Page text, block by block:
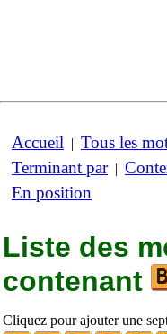
Accueil | Tous les
Terminant par|
En position
Liste des
contenant
Cliquez pour ajouter une